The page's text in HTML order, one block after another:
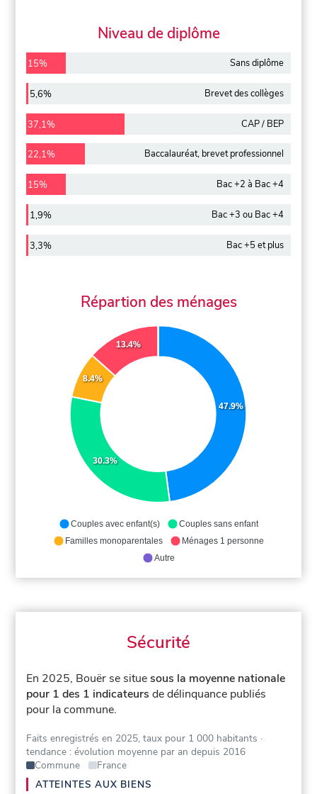
Niveau de diplôme
15% Sans diplôme
5,6% Brevet des collèges
37,1% CAP / BEP
22,1% Baccalauréat, brevet professionnel
15% Bac +2 à Bac +4
1,9% Bac +3 ou Bac +4
3,3% Bac +5 et plus
Répartion des ménages
47.9%
30.3%
8.4%
13.4%
Couples avec enfant(s)
Couples sans enfant
Familles monoparentales
Ménages 1 personne
Autre
Sécurité
En 2025, Bouër se situesous la moyenne nationale
pour 1 des 1 indicateurs de délinquance publiés
pour la commune.
Faits enregistrés en 2025, taux pour 1 000 habitants ·
tendance : évolution moyenne par an depuis 2016
Commune
France
ATTEINTES AUX BIENS